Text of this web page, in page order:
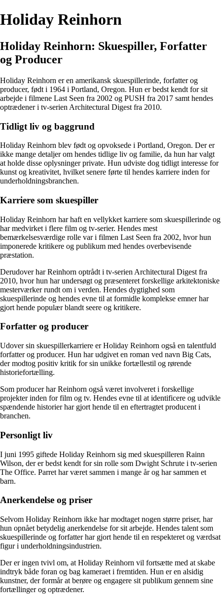
Holiday Reinhorn
Holiday Reinhorn: Skuespiller, Forfatter
og Producer
Holiday Reinhorn er en amerikansk skuespillerinde, forfatter og
producer, født i 1964 i Portland, Oregon. Hun er bedst kendt for sit
arbejde i filmene Last Seen fra 2002 og PUSH fra 2017 samt hendes
optrædener i tv-serien Architectural Digest fra 2010.
Tidligt liv og baggrund
Holiday Reinhorn blev født og opvoksede i Portland, Oregon. Der er
ikke mange detaljer om hendes tidlige liv og familie, da hun har valgt
at holde disse oplysninger private. Hun udviste dog tidligt interesse for
kunst og kreativitet, hvilket senere førte til hendes karriere inden for
underholdningsbranchen.
Karriere som skuespiller
Holiday Reinhorn har haft en vellykket karriere som skuespillerinde og
har medvirket i flere film og tv-serier. Hendes mest
bemærkelsesværdige rolle var i filmen Last Seen fra 2002, hvor hun
imponerede kritikere og publikum med hendes overbevisende
præstation.
Derudover har Reinhorn optrådt i tv-serien Architectural Digest fra
2010, hvor hun har undersøgt og præsenteret forskellige arkitektoniske
mesterværker rundt om i verden. Hendes dygtighed som
skuespillerinde og hendes evne til at formidle komplekse emner har
gjort hende populær blandt seere og kritikere.
Forfatter og producer
Udover sin skuespillerkarriere er Holiday Reinhorn også en talentfuld
forfatter og producer. Hun har udgivet en roman ved navn Big Cats,
der modtog positiv kritik for sin unikke fortællestil og rørende
historiefortælling.
Som producer har Reinhorn også været involveret i forskellige
projekter inden for film og tv. Hendes evne til at identificere og udvikle
spændende historier har gjort hende til en eftertragtet producent i
branchen.
Personligt liv
I juni 1995 giftede Holiday Reinhorn sig med skuespilleren Rainn
Wilson, der er bedst kendt for sin rolle som Dwight Schrute i tv-serien
The Office. Parret har været sammen i mange år og har sammen et
barn.
Anerkendelse og priser
Selvom Holiday Reinhorn ikke har modtaget nogen større priser, har
hun opnået betydelig anerkendelse for sit arbejde. Hendes talent som
skuespillerinde og forfatter har gjort hende til en respekteret og værdsat
figur i underholdningsindustrien.
Der er ingen tvivl om, at Holiday Reinhorn vil fortsætte med at skabe
indtryk både foran og bag kameraet i fremtiden. Hun er en alsidig
kunstner, der formår at berøre og engagere sit publikum gennem sine
fortællinger og optrædener.